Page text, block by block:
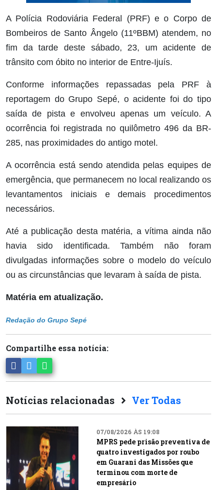
A Polícia Rodoviária Federal (PRF) e o Corpo de
Bombeiros de Santo Ângelo (11ºBBM) atendem, no
fim da tarde deste sábado, 23, um acidente de
trânsito com óbito no interior de Entre-Ijuís.
Conforme informações repassadas pela PRF à
reportagem do Grupo Sepé, o acidente foi do tipo
saída de pista e envolveu apenas um veículo. A
ocorrência foi registrada no quilômetro 496 da BR-
285, nas proximidades do antigo motel.
A ocorrência está sendo atendida pelas equipes de
emergência, que permanecem no local realizando os
levantamentos iniciais e demais procedimentos
necessários.
Até a publicação desta matéria, a vítima ainda não
havia sido identificada. Também não foram
divulgadas informações sobre o modelo do veículo
ou as circunstâncias que levaram à saída de pista.
Matéria em atualização.
Redação do Grupo Sepé
Compartilhe essa notícia:
Notícias relacionadas Ver Todas
07/08/2026 ÀS 19:08
MPRS pede prisão preventiva de
quatro investigados por roubo
em Guarani das Missões que
terminou com morte de
empresário